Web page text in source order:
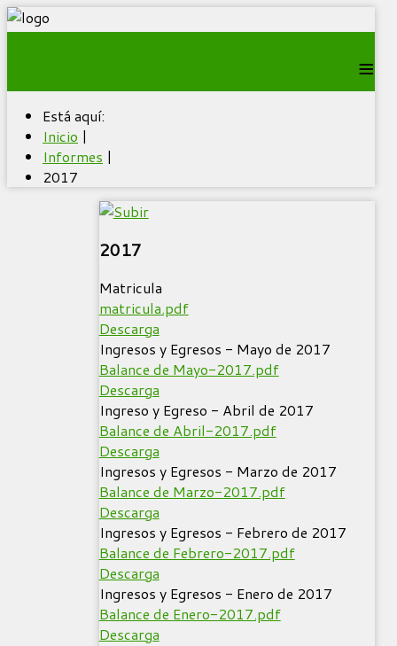
≡
Está aquí:
Inicio |
Informes |
2017
2017
Matricula
matricula.pdf
Descarga
Ingresos y Egresos - Mayo de 2017
Balance de Mayo-2017.pdf
Descarga
Ingreso y Egreso - Abril de 2017
Balance de Abril-2017.pdf
Descarga
Ingresos y Egresos - Marzo de 2017
Balance de Marzo-2017.pdf
Descarga
Ingresos y Egresos - Febrero de 2017
Balance de Febrero-2017.pdf
Descarga
Ingresos y Egresos - Enero de 2017
Balance de Enero-2017.pdf
Descarga